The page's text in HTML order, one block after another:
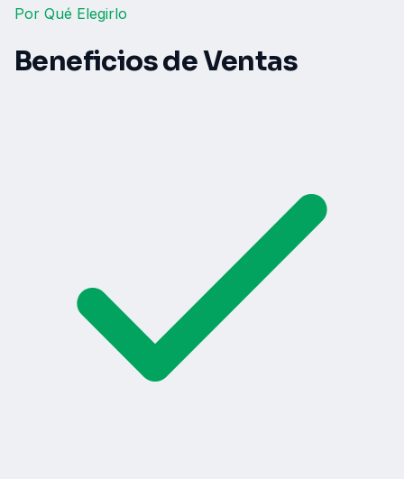
Por Qué Elegirlo
Beneficios de Ventas